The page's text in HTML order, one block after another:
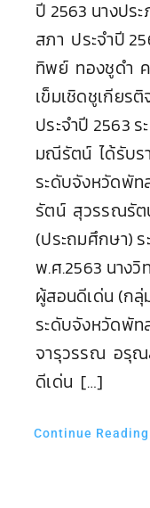
ปี 2563 นางปร
สภา ประจำปี
ทิพย์ ทองชูดำ
เข็มเชิดชูเกียร
ประจำปี 2563
มณีรัตน์ ได้รับร
ระดับจังหวัดพัท
รัตน์ สุวรรณรัต
(ประถมศึกษา)
พ.ศ.2563 นาง
ผู้สอนดีเด่น (กลุ่
ระดับจังหวัดพัท
จารุวรรณ อรุณ
ดีเด่น […]
Continue Reading